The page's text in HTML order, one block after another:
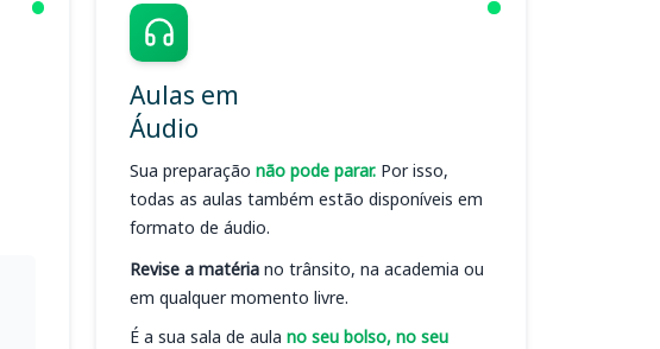
Aulas em
Áudio
Sua preparação não pode parar. Por isso,
todas as aulas também estão disponíveis em
formato de áudio.
Revise a matéria no trânsito, na academia ou
em qualquer momento livre.
É a sua sala de aula no seu bolso, no seu